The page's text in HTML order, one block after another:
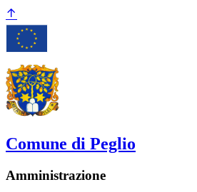
Comune di Peglio
Amministrazione